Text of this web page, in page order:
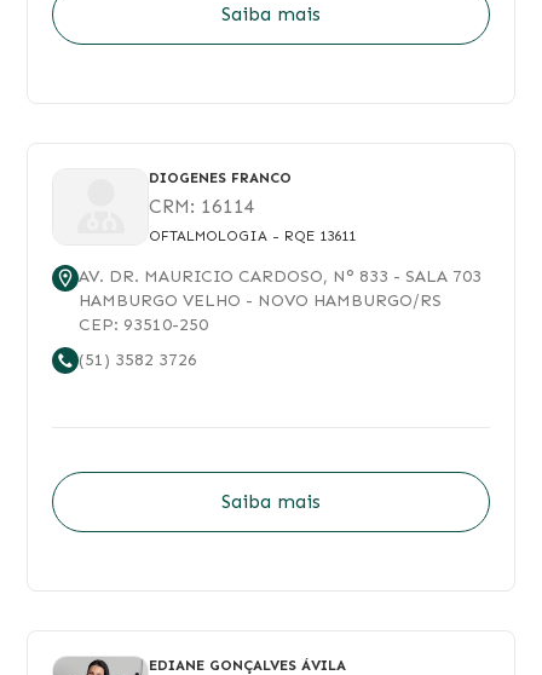
Saiba mais
DIOGENES FRANCO
CRM: 16114
OFTALMOLOGIA - RQE 13611
AV. DR. MAURICIO CARDOSO, N° 833 - SALA 703
HAMBURGO VELHO - NOVO HAMBURGO/RS
CEP: 93510-250
(51) 3582 3726
Saiba mais
EDIANE GONÇALVES ÁVILA